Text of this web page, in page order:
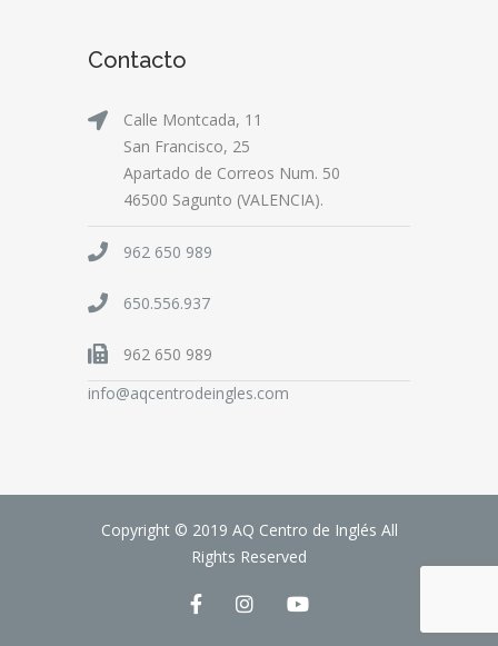
Contacto
Calle Montcada, 11
San Francisco, 25
Apartado de Correos Num. 50
46500 Sagunto (VALENCIA).
962 650 989
650.556.937
962 650 989
info@aqcentrodeingles.com
Copyright © 2019 AQ Centro de Inglés All
Rights Reserved